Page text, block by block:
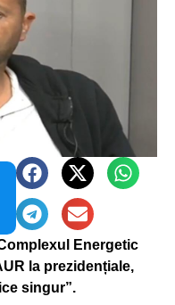
Energetic
la prezidențiale,
singur”.